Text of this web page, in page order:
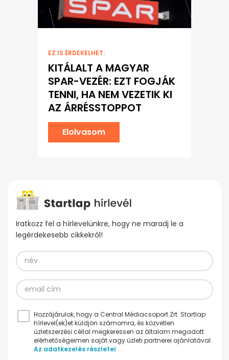
EZ IS ÉRDEKELHET:
KITÁLALT A MAGYAR
SPAR-VEZÉR: EZT FOGJÁK
TENNI, HA NEM VEZETIK KI
AZ ÁRRÉSSTOPPOT
Elolvasom
Iratkozz fel a hírlevelünkre, hogy ne maradj le a
legérdekesebb cikkekről!
Hozzájárulok, hogy a Central Médiacsoport Zrt. Startlap
hírlevel(ek)et küldjön számomra, és közvetlen
üzletszerzési céllal megkeressen az általam megadott
elérhetőségeimen saját vagy üzleti partnerei ajánlatával.
Az adatkezelés részletei